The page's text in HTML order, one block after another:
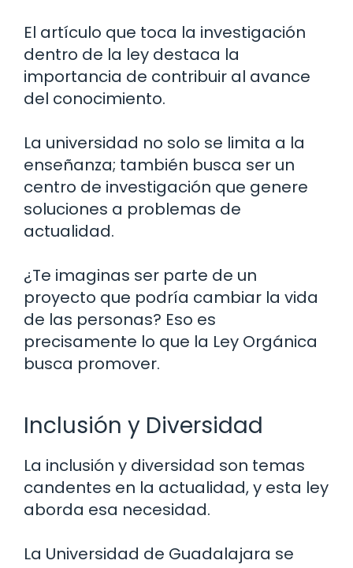
El artículo que toca la investigación
dentro de la ley destaca la
importancia de contribuir al avance
del conocimiento.
La universidad no solo se limita a la
enseñanza; también busca ser un
centro de investigación que genere
soluciones a problemas de
actualidad.
¿Te imaginas ser parte de un
proyecto que podría cambiar la vida
de las personas? Eso es
precisamente lo que la Ley Orgánica
busca promover.
Inclusión y Diversidad
La inclusión y diversidad son temas
candentes en la actualidad, y esta ley
aborda esa necesidad.
La Universidad de Guadalajara se